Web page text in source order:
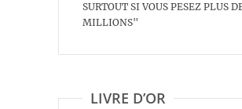
SURTOUT SI VOUS PESEZ PLUS
MILLIONS"
LIVRE D’OR